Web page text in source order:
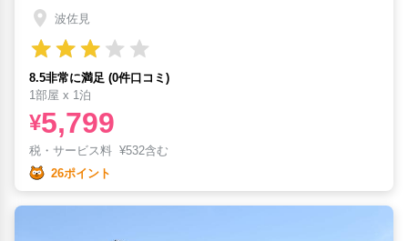
波佐見
8.5非常に満足 (0件口コミ)
1部屋 x 1泊
¥5,799
税・サービス料 ¥532含む
26ポイント